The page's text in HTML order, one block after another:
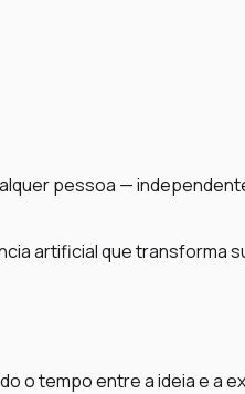
pessoa —
artificial que transforma
o tempo entre a ideia e a